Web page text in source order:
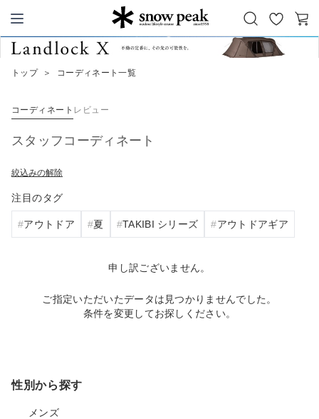
Snow Peak
お
気
カ
トップ ＞ コーディネート一覧
コーディネート レビュー
スタッフコーディネート
絞込みの解除
注目のタグ
アウトドア 夏 TAKIBI シリーズ アウトドアギア
申し訳ございません。
ご指定いただいたデータは見つかりませんでした。
条件を変更してお探しください。
性別から探す
メンズ